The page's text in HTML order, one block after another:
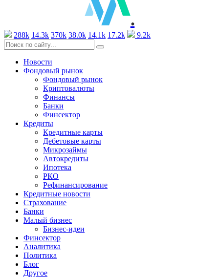
.
288k 14.3k 370k 38.0k 14.1k 17.2k 9.2k
Новости
Фондовый рынок
Фондовый рынок
Криптовалюты
Финансы
Банки
Финсектор
Кредиты
Кредитные карты
Дебетовые карты
Микрозаймы
Автокредиты
Ипотека
РКО
Рефинансирование
Кредитные новости
Страхование
Банки
Малый бизнес
Бизнес-идеи
Финсектор
Аналитика
Политика
Блог
Другое